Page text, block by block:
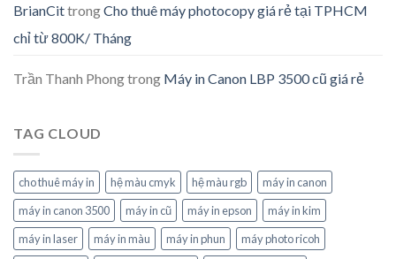
BrianCittrongCho thuê máy photocopy giá rẻ tại TPHCM
chỉ từ 800K/ Tháng
Trần Thanh Phongtrong Máy in Canon LBP 3500 cũ giá rẻ
TAG CLOUD
cho thuê máy in hệ màu cmyk hệ màu rgb
máy in canon
máy in canon 3500
máy in cũ máy in epson
máy in kim
máy in laser
máy in màu máy in phun
máy photo ricoh